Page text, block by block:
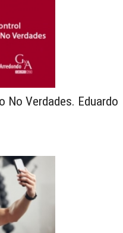
No Verdades. Eduardo